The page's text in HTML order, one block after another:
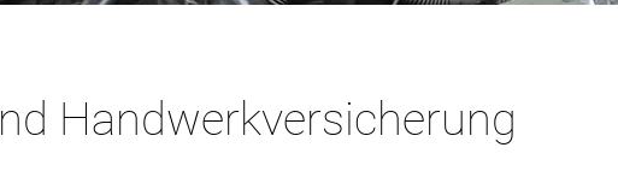
Handwerkversicherung